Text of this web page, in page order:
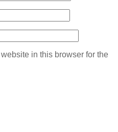
in this browser for the